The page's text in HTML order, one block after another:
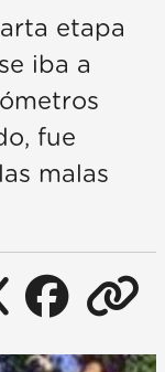
etapa
iba a
fue
malas